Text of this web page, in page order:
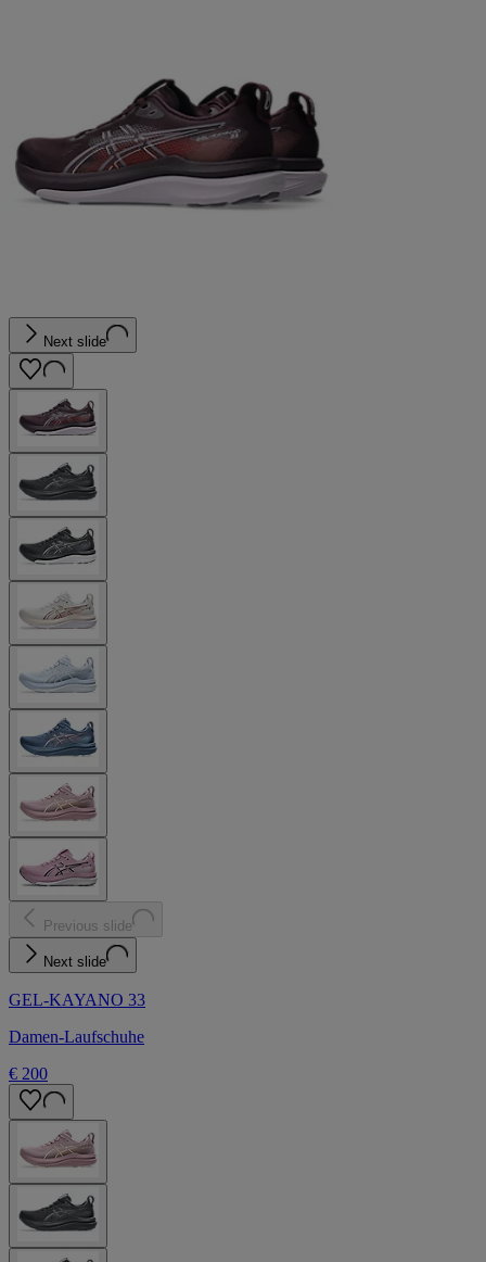
Next slide
Previous slide
Next slide
GEL-KAYANO 33
Damen-Laufschuhe
€ 200